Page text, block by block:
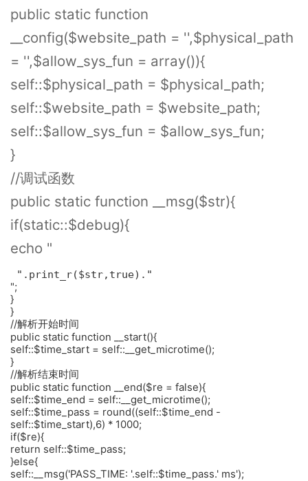
public static function
__config($website_path = '',$physical_path
= '',$allow_sys_fun = array()){
self::$physical_path = $physical_path;
self::$website_path = $website_path;
self::$allow_sys_fun = $allow_sys_fun;
}
//调试函数
public static function __msg($str){
if(static::$debug){
echo "
".print_r($str,true)."
";
}
}
//解析开始时间
public static function __start(){
self::$time_start = self::__get_microtime();
}
//解析结束时间
public static function __end($re = false){
self::$time_end = self::__get_microtime();
self::$time_pass = round((self::$time_end -
self::$time_start),6) * 1000;
if($re){
return self::$time_pass;
}else{
self::__msg('PASS_TIME: '.self::$time_pass.' ms');